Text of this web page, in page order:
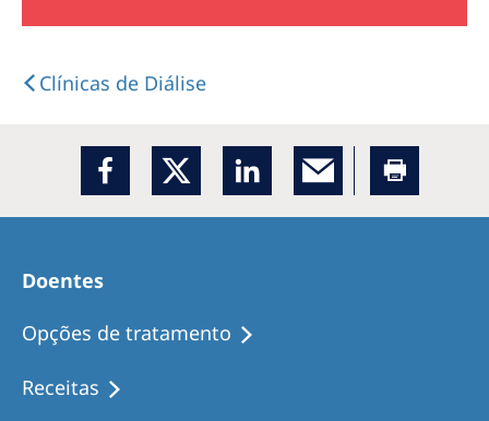
Clínicas de Diálise
Doentes
Opções de tratamento
Receitas